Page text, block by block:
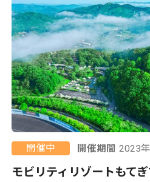
開催中 開催期間 2023
モビリティリゾートもて